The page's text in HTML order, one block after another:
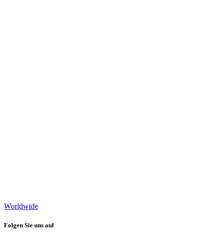
Worldwide
Folgen Sie uns auf